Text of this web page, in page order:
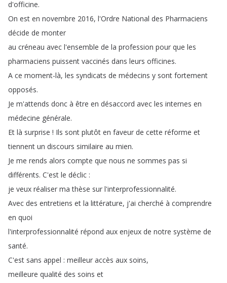
d'officine.
On est en novembre 2016, l'Ordre National des Pharmaciens
décide de monter
au créneau avec l'ensemble de la profession pour que les
pharmaciens puissent vaccinés dans leurs officines.
A ce moment-là, les syndicats de médecins y sont fortement
opposés.
Je m'attends donc à être en désaccord avec les internes en
médecine générale.
Et là surprise ! Ils sont plutôt en faveur de cette réforme et
tiennent un discours similaire au mien.
Je me rends alors compte que nous ne sommes pas si
différents. C'est le déclic :
je veux réaliser ma thèse sur l'interprofessionnalité.
Avec des entretiens et la littérature, j'ai cherché à comprendre
en quoi
l'interprofessionnalité répond aux enjeux de notre système de
santé.
C'est sans appel : meilleur accès aux soins,
meilleure qualité des soins et